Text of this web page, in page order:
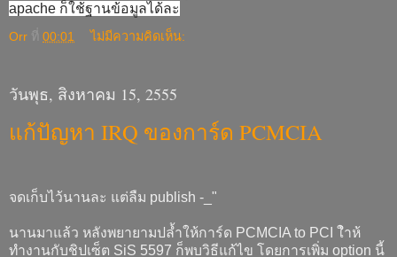
apache ก็ใช้ฐานข้อมูลได้ละ
Orr ที่ 00:01 ไม่มีความคิดเห็น:
วันพุธ, สิงหาคม 15, 2555
แก้ปัญหา IRQ ของการ์ด PCMCIA
จดเก็บไว้นานละ แต่ลืม publish -_"
นานมาแล้ว หลังพยายามปล้ำให้การ์ด PCMCIA to PCI ใำห้
ทำงานกับชิปเซ็ต SiS 5597 ก็พบวิธีแก้ไข โดยการเพิ่ม option นี้